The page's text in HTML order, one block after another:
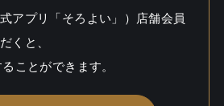
アプリ「そろよい」）店舗会員
くと、
ことができます。